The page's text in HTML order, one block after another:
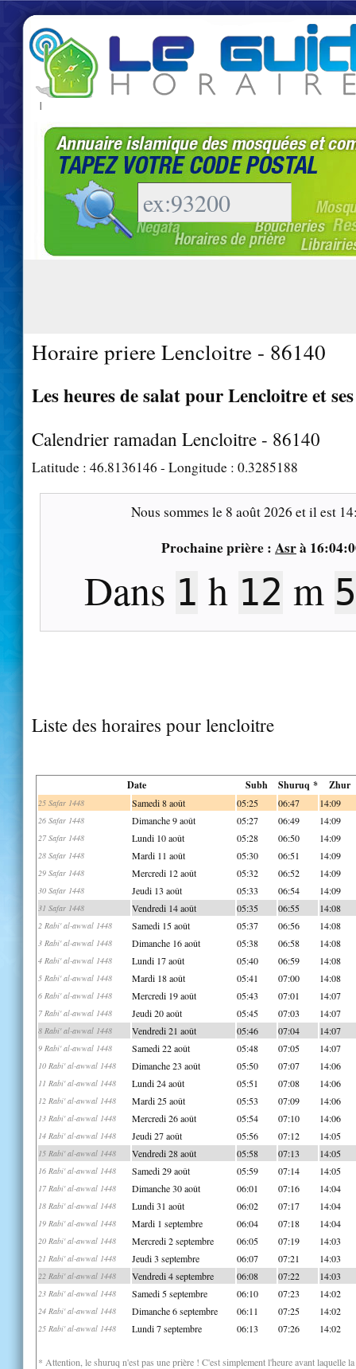
|
Horaire priere Lencloitre - 86140
Les heures de salat pour Lencloitre et
Calendrier ramadan Lencloitre - 86140
Latitude : 46.8136146 - Longitude : 0.3285188
Nous sommes le 8 août 2026 et il est
Prochaine prière : Asrà
Dans 1 h 12 m
Liste des horaires pour lencloitre
Date Subh Shuruq * Zhur
25 Safar 1448 Samedi 8 août 05:25 06:47 14:09
26 Safar 1448 Dimanche 9 août 05:27 06:49 14:09
27 Safar 1448 Lundi 10 août 05:28 06:50 14:09
28 Safar 1448 Mardi 11 août 05:30 06:51 14:09
29 Safar 1448 Mercredi 12 août 05:32 06:52 14:09
30 Safar 1448 Jeudi 13 août 05:33 06:54 14:09
31 Safar 1448 Vendredi 14 août 05:35 06:55 14:08
2 Rabi' al-awwal 1448 Samedi 15 août 05:37 06:56 14:08
3 Rabi' al-awwal 1448 Dimanche 16 août 05:38 06:58 14:08
4 Rabi' al-awwal 1448 Lundi 17 août 05:40 06:59 14:08
5 Rabi' al-awwal 1448 Mardi 18 août 05:41 07:00 14:08
6 Rabi' al-awwal 1448 Mercredi 19 août 05:43 07:01 14:07
7 Rabi' al-awwal 1448 Jeudi 20 août 05:45 07:03 14:07
8 Rabi' al-awwal 1448 Vendredi 21 août 05:46 07:04 14:07
9 Rabi' al-awwal 1448 Samedi 22 août 05:48 07:05 14:07
10 Rabi' al-awwal 1448 Dimanche 23 août 05:50 07:07 14:06
11 Rabi' al-awwal 1448 Lundi 24 août 05:51 07:08 14:06
12 Rabi' al-awwal 1448 Mardi 25 août 05:53 07:09 14:06
13 Rabi' al-awwal 1448 Mercredi 26 août 05:54 07:10 14:06
14 Rabi' al-awwal 1448 Jeudi 27 août 05:56 07:12 14:05
15 Rabi' al-awwal 1448 Vendredi 28 août 05:58 07:13 14:05
16 Rabi' al-awwal 1448 Samedi 29 août 05:59 07:14 14:05
17 Rabi' al-awwal 1448 Dimanche 30 août 06:01 07:16 14:04
18 Rabi' al-awwal 1448 Lundi 31 août 06:02 07:17 14:04
19 Rabi' al-awwal 1448 Mardi 1 septembre 06:04 07:18 14:04
20 Rabi' al-awwal 1448 Mercredi 2 septembre 06:05 07:19 14:03
21 Rabi' al-awwal 1448 Jeudi 3 septembre 06:07 07:21 14:03
22 Rabi' al-awwal 1448 Vendredi 4 septembre 06:08 07:22 14:03
23 Rabi' al-awwal 1448 Samedi 5 septembre 06:10 07:23 14:02
24 Rabi' al-awwal 1448 Dimanche 6 septembre 06:11 07:25 14:02
25 Rabi' al-awwal 1448 Lundi 7 septembre 06:13 07:26 14:02
* Attention, le shuruq n'est pas une prière ! C'est simplement l'heure avant laquelle